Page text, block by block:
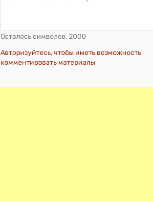
Осталось символов: 2000
Авторизуйтесь, чтобы иметь возможность
комментировать материалы